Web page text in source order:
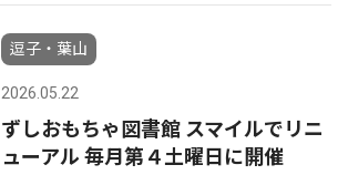
逗子・葉山
2026.05.22
ずしおもちゃ図書館 スマイルでリニ
ューアル 毎月第４土曜日に開催